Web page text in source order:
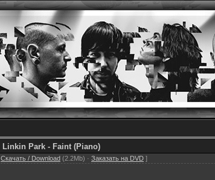
Linkin Park - Faint (Piano)
Скачать / Download (2.2Mb) · Заказать на DVD ]